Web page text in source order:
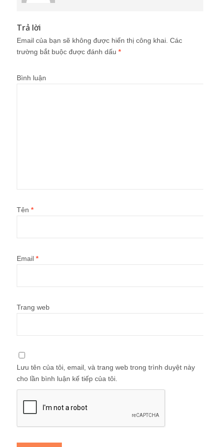
Trả lời
Email của bạn sẽ không được hiển thị công khai. Các
trường bắt buộc được đánh dấu *
Bình luận
Tên *
Email *
Trang web
Lưu tên của tôi, email, và trang web trong trình duyệt này
cho lần bình luận kế tiếp của tôi.